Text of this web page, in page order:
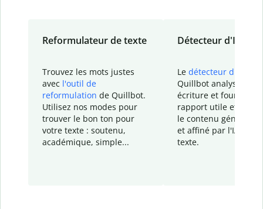
Reformulateur de texte
Trouvez les mots justes
avec l'outil de
reformulation de Quillbot.
Utilisez nos modes pour
trouver le bon ton pour
votre texte : soutenu,
académique, simple...
Détecteur d'IA
Le détecteur d'IA
Quillbot analyse votre
écriture et fournit un
rapport utile et
le contenu généré
et affiné par l'IA
texte.